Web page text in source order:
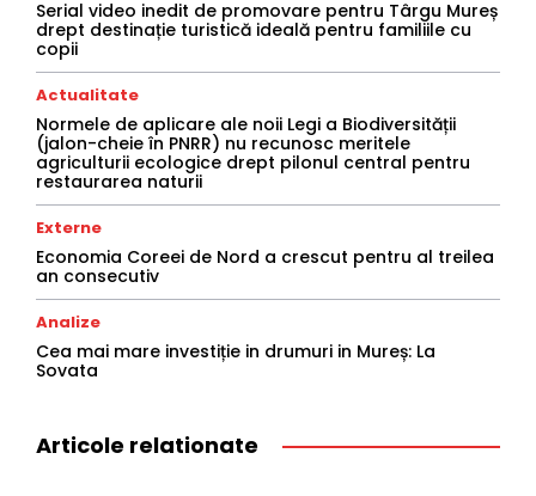
Serial video inedit de promovare pentru Târgu Mureș
drept destinație turistică ideală pentru familiile cu
copii
Actualitate
Normele de aplicare ale noii Legi a Biodiversității
(jalon-cheie în PNRR) nu recunosc meritele
agriculturii ecologice drept pilonul central pentru
restaurarea naturii
Externe
Economia Coreei de Nord a crescut pentru al treilea
an consecutiv
Analize
Cea mai mare investiție in drumuri in Mureș: La
Sovata
Articole relationate